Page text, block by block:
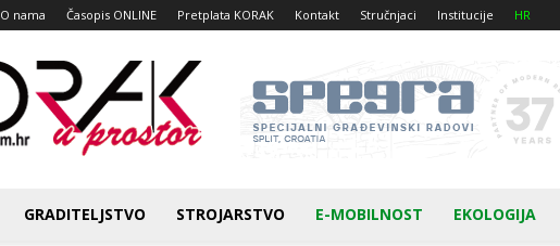
O nama Časopis ONLINE Pretplata KORAK Kontakt Stručnjaci Institucije HR
Korak
u
prostor
GRADITELJSTVO STROJARSTVO E-MOBILNOST EKOLOGIJA